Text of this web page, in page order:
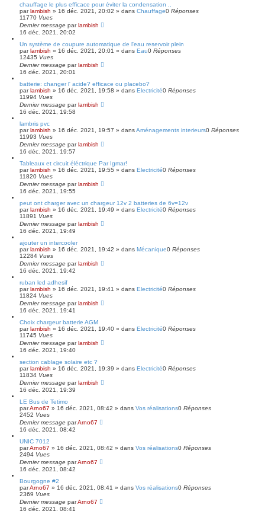
chauffage le plus efficace pour éviter la condensation ..
parlambish » 16 déc. 2021, 20:02 » dans Chauffage0 Réponses
11770 Vues
Dernier message parlambish
16 déc. 2021, 20:02
Un système de coupure automatique de l'eau reservoir plein
parlambish » 16 déc. 2021, 20:01 » dans Eau0 Réponses
12435 Vues
Dernier message parlambish
16 déc. 2021, 20:01
batterie: changer l' acide? efficace ou placebo?
parlambish » 16 déc. 2021, 19:58 » dans Electricité0 Réponses
11994 Vues
Dernier message parlambish
16 déc. 2021, 19:58
lambris pvc
parlambish » 16 déc. 2021, 19:57 » dansAménagements interieurs0 Réponses
11993 Vues
Dernier message parlambish
16 déc. 2021, 19:57
Tableaux et circuit éléctrique Par Igmar!
parlambish » 16 déc. 2021, 19:55 » dans Electricité0 Réponses
11820 Vues
Dernier message parlambish
16 déc. 2021, 19:55
peut ont charger avec un chargeur 12v 2 batteries de 6v=12v
parlambish » 16 déc. 2021, 19:49 » dans Electricité0 Réponses
11891 Vues
Dernier message parlambish
16 déc. 2021, 19:49
ajouter un intercooler
parlambish » 16 déc. 2021, 19:42 » dans Mécanique0 Réponses
12284 Vues
Dernier message parlambish
16 déc. 2021, 19:42
ruban led adhesif
parlambish » 16 déc. 2021, 19:41 » dans Electricité0 Réponses
11824 Vues
Dernier message parlambish
16 déc. 2021, 19:41
Choix chargeur batterie AGM
parlambish » 16 déc. 2021, 19:40 » dans Electricité0 Réponses
11745 Vues
Dernier message parlambish
16 déc. 2021, 19:40
section cablage solaire etc ?
parlambish » 16 déc. 2021, 19:39 » dans Electricité0 Réponses
11834 Vues
Dernier message parlambish
16 déc. 2021, 19:39
LE Bus de Tetimo
parArno67 » 16 déc. 2021, 08:42 » dans Vos réalisations0 Réponses
2452 Vues
Dernier message parArno67
16 déc. 2021, 08:42
UNIC 7012
parArno67 » 16 déc. 2021, 08:42 » dans Vos réalisations0 Réponses
2494 Vues
Dernier message parArno67
16 déc. 2021, 08:42
Bourgogne #2
parArno67 » 16 déc. 2021, 08:41 » dans Vos réalisations0 Réponses
2369 Vues
Dernier message parArno67
16 déc. 2021, 08:41